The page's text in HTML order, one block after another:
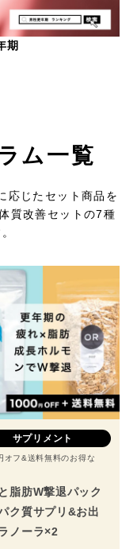
期
ム一覧
応じたセット商品を
質改善セットの7種
サプリメント
オフ&送料無料のお得な
脂肪W撃退パック
ク質サプリ&お出
ノーラ×2